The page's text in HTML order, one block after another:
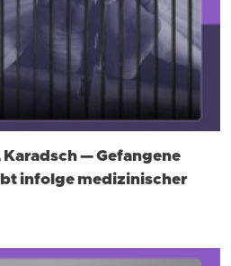
— Gefangene
infolge medizinischer